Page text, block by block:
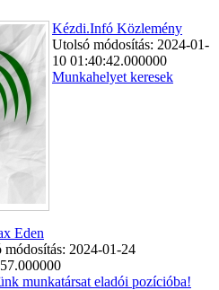
Kézdi.Infó Közlemény
Utolsó módosítás: 2024-01-
10 01:40:42.000000
Munkahelyet keresek
Eden
módosítás: 2024-01-24
munkatársat eladói pozícióba!